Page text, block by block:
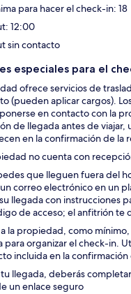
para hacer el check-in: 18
12:00
sin contacto
especiales para el
ofrece servicios de
(pueden aplicar cargos).
en contacto con la
de llegada antes de viajar,
en la confirmación de la
no cuenta con
que lleguen fuera del
correo electrónico en un
llegada con instrucciones
de acceso; el anfitrión te
la propiedad, como
para organizar el check-in.
incluida en la confirmación
llegada, deberás
un enlace seguro